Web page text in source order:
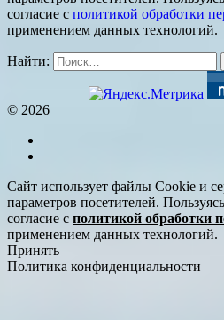
согласие с политикой обработки
применением данных технологий.
Найти:
© 2026
Сайт использует файлы Cookie и
параметров посетителей.
согласие с политикой обработки
применением данных технологий.
Принять
Политика конфиденциальности